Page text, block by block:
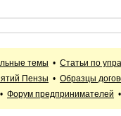
темы • Статьи по
Пензы • Образцы
• Форум предпринимателей •